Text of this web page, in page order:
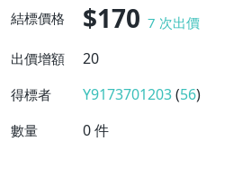
結標價格 $170 7 次出價
出價增額
20
得標者 Y9173701203(56)
數量 0件